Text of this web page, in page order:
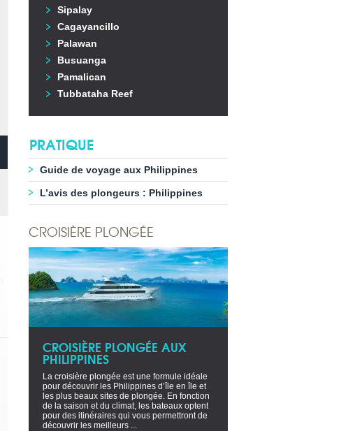
Sipalay
Cagayancillo
Palawan
Busuanga
Pamalican
Tubbataha Reef
PRATIQUE
Guide de voyage aux Philippines
L’avis des plongeurs : Philippines
CROISIÈRE PLONGÉE
CROISIÈRE PLONGÉE AUX
PHILIPPINES
La croisière plongée est une formule idéale
pour découvrir les Philippines d’île en île et
les plus beaux sites de plongée. En fonction
de la saison et du climat, les bateaux optent
pour des itinéraires qui vous permettront de
découvrir les meilleurs ...